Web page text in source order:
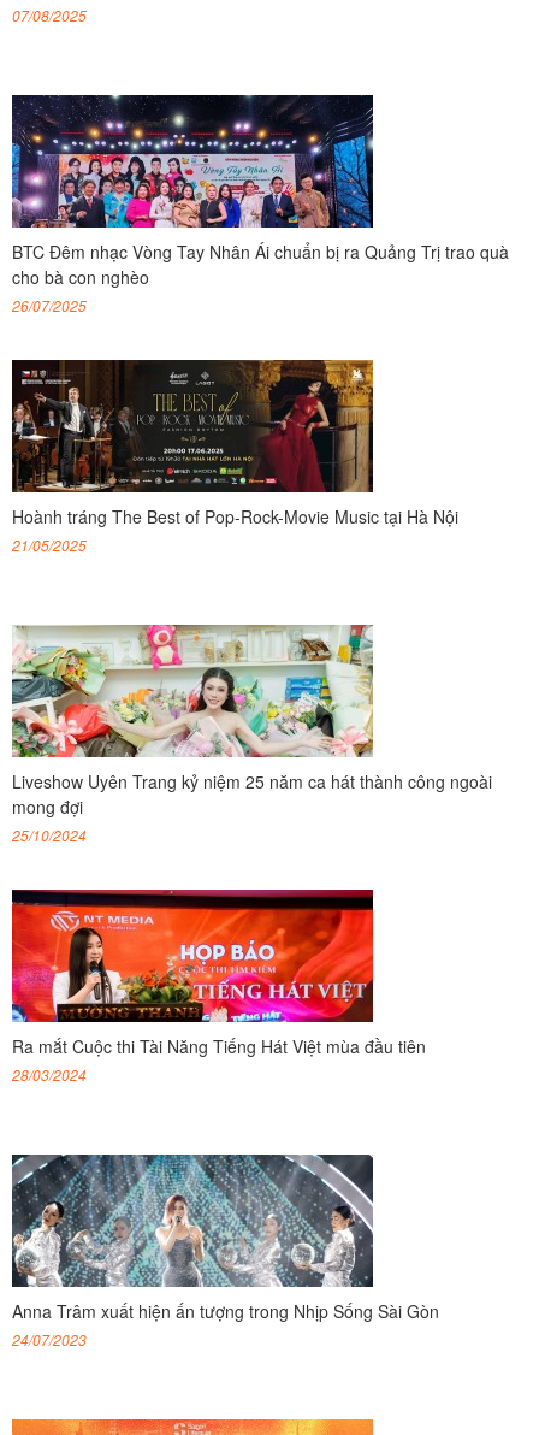
07/08/2025
BTC Đêm nhạc Vòng Tay Nhân Ái chuẩn bị ra Quảng Trị trao quà
cho bà con nghèo
26/07/2025
Hoành tráng The Best of Pop-Rock-Movie Music tại Hà Nội
21/05/2025
Liveshow Uyên Trang kỷ niệm 25 năm ca hát thành công ngoài
mong đợi
25/10/2024
Ra mắt Cuộc thi Tài Năng Tiếng Hát Việt mùa đầu tiên
28/03/2024
Anna Trâm xuất hiện ấn tượng trong Nhịp Sống Sài Gòn
24/07/2023